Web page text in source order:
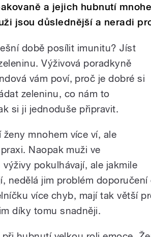
a jejich hubnutí
jsou důslednější a neradi
době posílit imunitu? Jíst
Výživová poradkyně
vám poví, proč je dobré si
zeleninu, co nám to
si ji jednoduše připravit.
ženy mnohem více ví, ale
Naopak muži ve
pokulhávají, ale jakmile
nedělá jim problém
více chyb, mají tak větší
díky tomu snadněji.